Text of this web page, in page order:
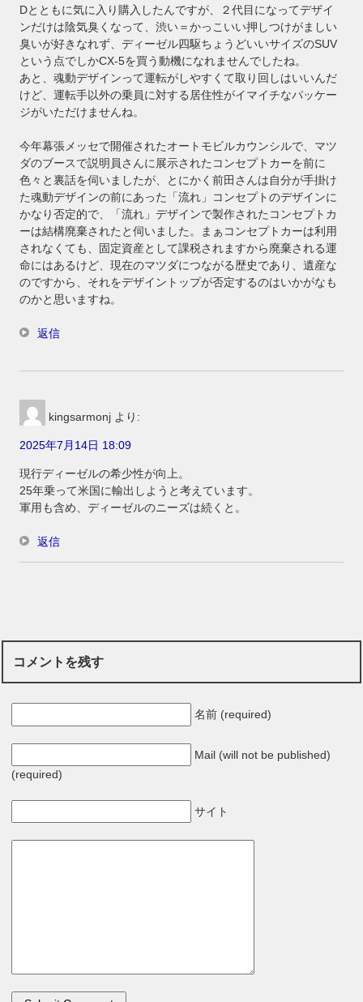
Dとともに気に入り購入したんですが、２代目になってデザイ
ンだけは陰気臭くなって、渋い＝かっこいい押しつけがましい
臭いが好きなれず、ディーゼル四駆ちょうどいいサイズのSUV
という点でしかCX-5を買う動機になれませんでしたね。
あと、魂動デザインって運転がしやすくて取り回しはいいんだ
けど、運転手以外の乗員に対する居住性がイマイチなパッケー
ジがいただけませんね。
今年幕張メッセで開催されたオートモビルカウンシルで、マツ
ダのブースで説明員さんに展示されたコンセプトカーを前に
色々と裏話を伺いましたが、とにかく前田さんは自分が手掛け
た魂動デザインの前にあった「流れ」コンセプトのデザインに
かなり否定的で、「流れ」デザインで製作されたコンセプトカ
ーは結構廃棄されたと伺いました。まぁコンセプトカーは利用
されなくても、固定資産として課税されますから廃棄される運
命にはあるけど、現在のマツダにつながる歴史であり、遺産な
のですから、それをデザイントップが否定するのはいかがなも
のかと思いますね。
返信
kingsarmonj より:
2025年7月14日 18:09
現行ディーゼルの希少性が向上。
25年乗って米国に輸出しようと考えています。
軍用も含め、ディーゼルのニーズは続くと。
返信
コメントを残す
名前 (required)
Mail (will not be published)
(required)
サイト